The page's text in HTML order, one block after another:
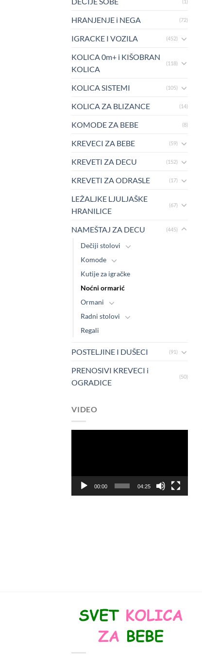
(1)
HRANJENJE i NEGA (72)
IGRACKE I VOZILA (452)
KOLICA 0m+ i KIŠOBRAN
KOLICA
(118)
KOLICA SISTEMI (105)
KOLICA ZA BLIZANCE (14)
KOMODE ZA BEBE (8)
KREVECI ZA BEBE (59)
KREVETI ZA DECU (152)
KREVETI ZA ODRASLE (17)
LEŽALJKE LJULJAŠKE
HRANILICE
(67)
NAMEŠTAJ ZA DECU (445)
Dečiji stolovi
Komode
Kutije za igračke
Noćni ormarić
Ormani
Radni stolovi
Regali
POSTELJINE I DUŠECI (91)
PRENOSIVI KREVECI i
OGRADICE
(50)
VIDEO
00:00 04:25